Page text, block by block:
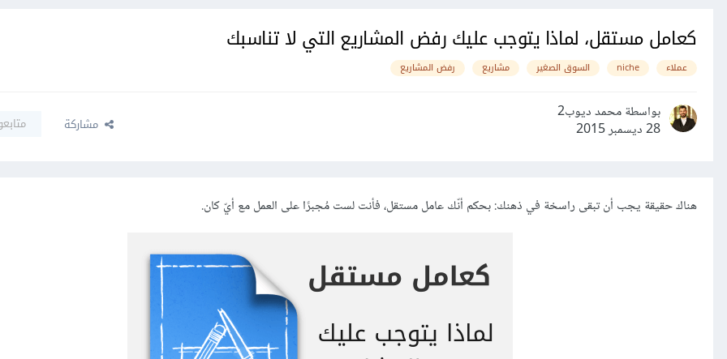
كعامل مستقل، لماذا يتوجب عليك رفض المشاريع التي لا تناسبك
عملاء niche السوق الصغير مشاريع رفض المشاريع
بواسطة محمد ديوب2
28 ديسمبر 2015
مشاركة
هناك حقيقة يجب أن تبقى راسخة في ذهنك: بحكم أنّك عامل مستقل، فأنت لست مُجبرًا على العمل مع أيّ كان.